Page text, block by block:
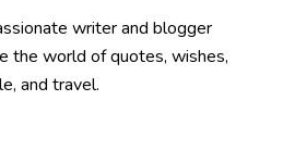
writer and blogger
the world of quotes, wishes,
and travel.